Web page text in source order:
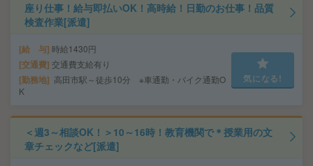
座り仕事！給与即払いOK！高時給！日勤のお仕事！品質
検査作業[派遣]
給 与 時給1430円
交通費 交通費支給有り
勤務地
高田市駅～徒歩10分 ※車通勤・バイク通勤O
K
気になる!
＜週3～相談OK！＞10～16時！教育機関で＊授業用の文
章チェックなど[派遣]